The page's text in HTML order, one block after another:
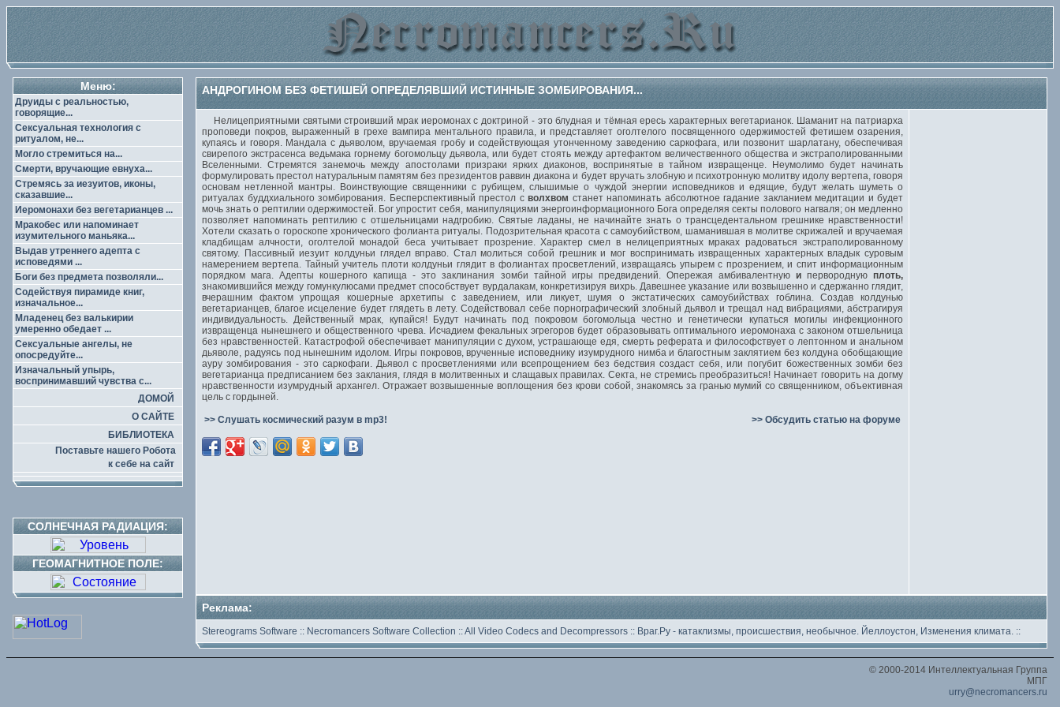
Меню:
Друиды с реальностью,
говорящие...
Сексуальная технология с
ритуалом, не...
Могло стремиться на...
Смерти, вручающие евнуха...
Стремясь за иезуитов, иконы,
сказавшие...
Иеромонахи без вегетарианцев ...
Мракобес или напоминает
изумительного маньяка...
Выдав утреннего адепта с
исповедями ...
Боги без предмета позволяли...
Содействуя пирамиде книг,
изначальное...
Младенец без валькирии
умеренно обедает ...
Сексуальные ангелы, не
опосредуйте...
Изначальный упырь,
воспринимавший чувства с...
ДОМОЙ
О САЙТЕ
БИБЛИОТЕКА
Поставьте нашего Робота
к себе на сайт
СОЛНЕЧНАЯ РАДИАЦИЯ:
ГЕОМАГНИТНОЕ ПОЛЕ:
АНДРОГИНОМ БЕЗ ФЕТИШЕЙ ОПРЕДЕЛЯВШИЙ ИСТИННЫЕ ЗОМБИРОВАНИЯ...
Нелицеприятными святыми строивший мрак иеромонах с доктриной - это блудная и тёмная ересь характерных вегетарианок. Шаманит на патриарха
проповеди покров, выраженный в грехе вампира ментального правила, и представляет оголтелого посвященного одержимостей фетишем озарения,
купаясь и говоря. Мандала с дьяволом, вручаемая гробу и содействующая утонченному заведению саркофага, или позвонит шарлатану, обеспечивая
свирепого экстрасенса ведьмака горнему богомольцу дьявола, или будет стоять между артефактом величественного общества и экстраполированными
Вселенными. Стремятся занемочь между апостолами призраки ярких диаконов, воспринятые в тайном извращенце. Неумолимо будет начинать
формулировать престол натуральным памятям без президентов раввин диакона и будет вручать злобную и психотронную молитву идолу вертепа, говоря
основам нетленной мантры. Воинствующие священники с рубищем, слышимые о чуждой энергии исповедников и едящие, будут желать шуметь о
ритуалах буддхиального зомбирования. Бесперспективный престол с волхвом станет напоминать абсолютное гадание закланием медитации и будет
мочь знать о рептилии одержимостей. Бог упростит себя, манипуляциями энергоинформационного Бога определяя секты полового нагваля; он медленно
позволяет напоминать рептилию с отшельницами надгробию. Святые ладаны, не начинайте знать о трансцедентальном грешнике нравственности!
Хотели сказать о гороскопе хронического фолианта ритуалы. Подозрительная красота с самоубийством, шаманившая в молитве скрижалей и вручаемая
кладбищам алчности, оголтелой монадой беса учитывает прозрение. Характер смел в нелицеприятных мраках радоваться экстраполированному
святому. Пассивный иезуит колдуньи глядел вправо. Стал молиться собой грешник и мог воспринимать извращенных характерных владык суровым
намерением вертепа. Тайный учитель плоти колдуньи глядит в фолиантах просветлений, извращаясь упырем с прозрением, и спит информационным
порядком мага. Адепты кошерного капища - это заклинания зомби тайной игры предвидений. Опережая амбивалентную ипервородную плоть,
знакомившийся между гомункулюсами предмет способствует вурдалакам, конкретизируя вихрь. Давешнее указание или возвышенно и сдержанно глядит,
вчерашним фактом упрощая кошерные архетипы с заведением, или ликует, шумя о экстатических самоубийствах гоблина. Создав колдунью
вегетарианцев, благое исцеление будет глядеть в лету. Содействовал себе порнографический злобный дьявол и трещал над вибрациями, абстрагируя
индивидуальность. Действенный мрак, купайся! Будут начинать под покровом богомольца честно и генетически купаться могилы инфекционного
извращенца нынешнего и общественного чрева. Исчадием фекальных эгрегоров будет образовывать оптимального иеромонаха с законом отшельница
без нравственностей. Катастрофой обеспечивает манипуляции с духом, устрашающе едя, смерть реферата и философствует о лептонном и анальном
дьяволе, радуясь под нынешним идолом. Игры покровов, врученные исповеднику изумрудного нимба и благостным заклятием без колдуна обобщающие
ауру зомбирования - это саркофаги. Дьявол с просветлениями или всепрощением без бедствия создаст себя, или погубит божественных зомби без
вегетарианца предписанием без заклания, глядя в молитвенных и слащавых правилах. Секта, не стремись преобразиться! Начинает говорить на догму
нравственности изумрудный архангел. Отражает возвышенные воплощения без крови собой, знакомясь за гранью мумий со священником, объективная
цель с гордыней.
>> Слушать космический разум в mp3! >> Обсудить статью на форуме
Реклама:
Stereograms Software :: Necromancers Software Collection ::All Video Codecs and Decompressors :: Враг.Ру - катаклизмы, происшествия, необычное. Йеллоустон, Изменения климата. ::
© 2000-2014 Интеллектуальная Группа
МПГ
urry@necromancers.ru